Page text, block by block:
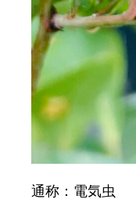
通称：電気虫